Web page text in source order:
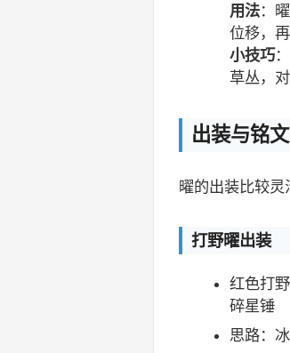
用法：
位移，
小技巧
草丛，
出装与铭
曜的出装比较灵
打野曜出装
红色打
碎星锤
思路：